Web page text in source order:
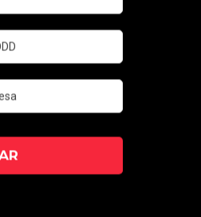
Durante cerca de um mês
sobre a contabilidade da
não aproveitados, analisar o
busca de possíveis
lançamentos que estejam
existência de passivos não
contratos de honorários
para ingresso na próxima